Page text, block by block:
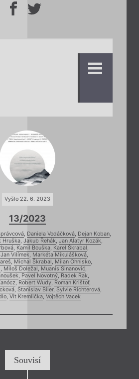
Vyšlo 22. 6. 2023
13/2023
, Daniela Vodáčková, Dejan Koban,
Hruška, Jakub Řehák, Jan Alatyr Kozák,
, Kamil Bouška, Karel Škrabal,
Vilímek, Markéta Mikulášková,
, Michal Škrabal, Milan Ohnisko,
, Miloš Doležal, Muanis Sinanović,
, Pavel Novotný, Radek Rak,
, Robert Wudy, Roman Krištof,
, Stanislav Biler, Sylvie Richterová,
, Vít Kremlička, Vojtěch Vacek
Souvisí